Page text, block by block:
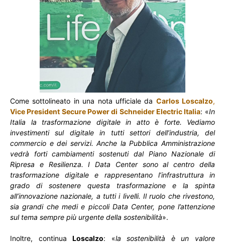
Come sottolineato in una nota ufficiale da Carlos Loscalzo,
Vice President Secure Power di Schneider Electric Italia: «In
Italia la trasformazione digitale in atto è forte. Vediamo
investimenti sul digitale in tutti settori dell’industria, del
commercio e dei servizi. Anche la Pubblica Amministrazione
vedrà forti cambiamenti sostenuti dal Piano Nazionale di
Ripresa e Resilienza. I Data Center sono al centro della
trasformazione digitale e rappresentano l’infrastruttura in
grado di sostenere questa trasformazione e la spinta
all’innovazione nazionale, a tutti i livelli. Il ruolo che rivestono,
sia grandi che medi e piccoli Data Center, pone l’attenzione
sul tema sempre più urgente della sostenibilità».
Inoltre, continuaLoscalzo: «la sostenibilità è un valore